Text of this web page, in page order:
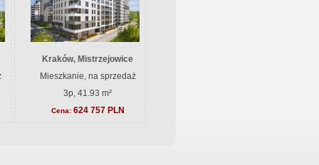
Kraków, Mistrzejowice
Mieszkanie, na sprzedaż
3p, 41.93 m²
Cena: 624 757 PLN